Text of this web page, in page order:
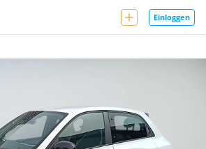
Einloggen